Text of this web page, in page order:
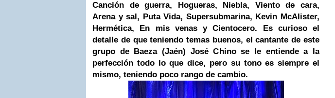
Canción de guerra, Hogueras, Niebla, Viento de cara,
Arena y sal, Puta Vida, Supersubmarina, Kevin McAlister,
Hermética, En mis venas y Cientocero. Es curioso el
detalle de que teniendo temas buenos, el cantante de este
grupo de Baeza (Jaén) José Chino se le entiende a la
perfección todo lo que dice, pero su tono es siempre el
mismo, teniendo poco rango de cambio.